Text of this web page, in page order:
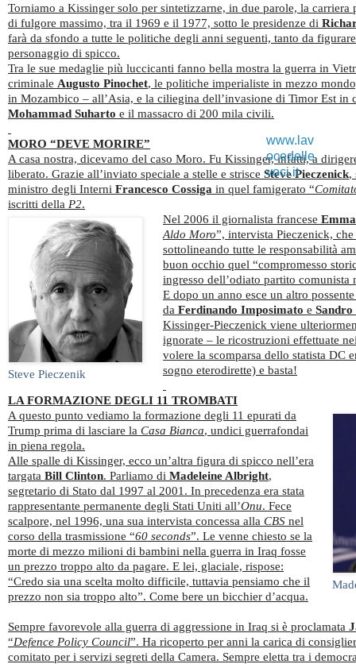
Torniamo a Kissinger solo per sintetizzarne, in due parole, la
di fulgore massimo, tra il 1969 e il 1977, sotto le presidenze di
farà da sfondo a tutte le politiche degli anni seguenti, tanto da
personaggio di spicco.
Tra le sue medaglie più luccicanti fanno bella mostra la guerra in
criminale Augusto Pinochet, le politiche imperialiste in mezzo
in Mozambico – all’Asia, e la ciliegina dell’invasione di Timor Est
Mohammad Suharto e il massacro di 200 mila civili.
MORO “DEVE MORIRE”
A casa nostra, dicevamo del caso Moro. Fu Kissinger, infatti, a
liberato. Grazie all’inviato speciale a stelle e strisce Steve Pieczenick,
ministro degli Interni Francesco Cossiga in quel famigerato “
iscritti della P2.
Steve Pieczenik
Nel 2006 il giornalista francese
Aldo Moro”, intervista Pieczenick,
sottolineando tutte le responsabilità
buon occhio quel “compromesso
ingresso dell’odiato partito comunista
E dopo un anno esce un altro possente
da Ferdinando Imposimato e
Kissinger-Pieczenick viene
ignorate – le ricostruzioni effettuate
volere la scomparsa dello statista DC
sogno eterodirette) e basta!
LA FORMAZIONE DEGLI 11 TROMBATI
A questo punto vediamo la formazione degli 11 epurati da
Trump prima di lasciare la Casa Bianca, undici guerrafondai
in piena regola.
Alle spalle di Kissinger, ecco un’altra figura di spicco nell’era
targata Bill Clinton. Parliamo di Madeleine Albright,
segretario di Stato dal 1997 al 2001. In precedenza era stata
rappresentante permanente degli Stati Uniti all’Onu. Fece
scalpore, nel 1996, una sua intervista concessa alla CBS nel
corso della trasmissione “60 seconds”. Le venne chiesto se la
morte di mezzo milioni di bambini nella guerra in Iraq fosse
un prezzo troppo alto da pagare. E lei, glaciale, rispose:
“Credo sia una scelta molto difficile, tuttavia pensiamo che il
prezzo non sia troppo alto”. Come bere un bicchier d’acqua.
Sempre favorevole alla guerra di aggressione in Iraq si è proclamata
“Defence Policy Council”. Ha ricoperto per anni la carica di
comitato per i servizi segreti della Camera. Sempre eletta tra i
www.lav
ocedelle
voci.it